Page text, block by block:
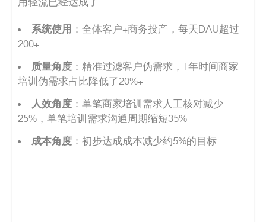
系统使用 ：全体客户+商务投产，每天DAU超过
200+
质量角度：精准过滤客户伪需求，1年时间商家
培训伪需求占比降低了20%+
人效角度：单笔商家培训需求人工核对减少
25%，单笔培训需求沟通周期缩短35%
成本角度：初步达成成本减少约5%的目标